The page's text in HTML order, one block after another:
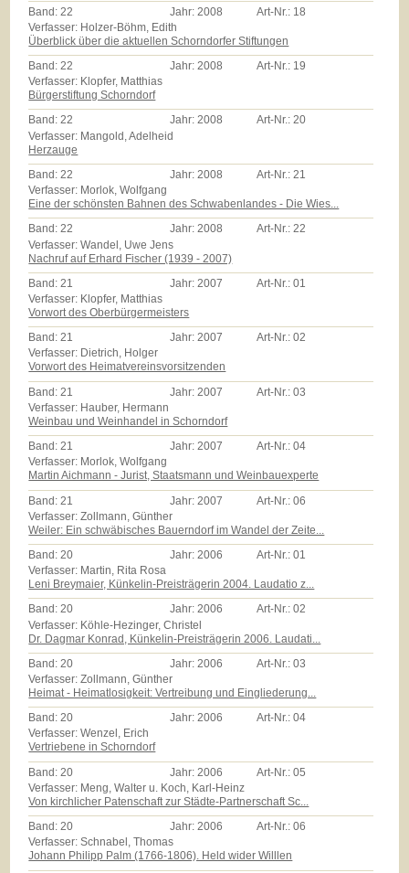
Band: 22 Jahr: 2008 Art-Nr.: 18
Verfasser: Holzer-Böhm, Edith
Überblick über die aktuellen Schorndorfer Stiftungen
Band:22 Jahr:2008 Art-Nr.: 19
Verfasser: Klopfer, Matthias
Bürgerstiftung Schorndorf
Band:22 Jahr:2008 Art-Nr.:20
Verfasser: Mangold, Adelheid
Herzauge
Band:22 Jahr:2008 Art-Nr.:21
Verfasser: Morlok, Wolfgang
Eine der schönsten Bahnen des Schwabenlandes - Die Wies...
Band:22 Jahr:2008 Art-Nr.:22
Verfasser: Wandel, Uwe Jens
Nachruf auf Erhard Fischer (1939 - 2007)
Band: 21 Jahr: 2007 Art-Nr.:01
Verfasser: Klopfer, Matthias
Vorwort des Oberbürgermeisters
Band:21 Jahr:2007 Art-Nr.:02
Verfasser: Dietrich, Holger
Vorwort des Heimatvereinsvorsitzenden
Band: 21 Jahr: 2007 Art-Nr.:03
Verfasser: Hauber, Hermann
Weinbau und Weinhandel in Schorndorf
Band:21 Jahr:2007 Art-Nr.:04
Verfasser: Morlok, Wolfgang
Martin Aichmann - Jurist, Staatsmann und Weinbauexperte
Band: 21 Jahr: 2007 Art-Nr.:06
Verfasser: Zollmann, Günther
Weiler: Ein schwäbisches Bauerndorf im Wandel der Zeite...
Band:20 Jahr:2006 Art-Nr.:01
Verfasser: Martin, Rita Rosa
Leni Breymaier, Künkelin-Preisträgerin 2004. Laudatio z...
Band:20 Jahr:2006 Art-Nr.:02
Verfasser: Köhle-Hezinger, Christel
Dr. Dagmar Konrad, Künkelin-Preisträgerin 2006. Laudati...
Band:20 Jahr:2006 Art-Nr.:03
Verfasser: Zollmann, Günther
Heimat - Heimatlosigkeit: Vertreibung und Eingliederung...
Band:20 Jahr:2006 Art-Nr.:04
Verfasser: Wenzel, Erich
Vertriebene in Schorndorf
Band: 20 Jahr: 2006 Art-Nr.:05
Verfasser: Meng, Walter u. Koch, Karl-Heinz
Von kirchlicher Patenschaft zur Städte-Partnerschaft Sc...
Band:20 Jahr:2006 Art-Nr.:06
Verfasser: Schnabel, Thomas
Johann Philipp Palm (1766-1806). Held wider Willlen